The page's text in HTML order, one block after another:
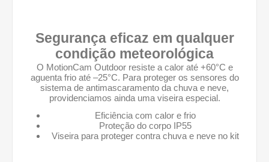
Segurança eficaz em qualquer
condição meteorológica
O MotionCam Outdoor resiste a calor até +60°С e
aguenta frio até –25°С. Para proteger os sensores do
sistema de antimascaramento da chuva e neve,
providenciamos ainda uma viseira especial.
Eficiência com calor e frio
Proteção do corpo IP55
Viseira para proteger contra chuva e neve no kit